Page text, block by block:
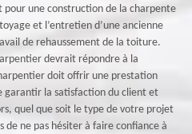
une construction de la charpente
et l’entretien d’une ancienne
de rehaussement de la toiture.
devrait répondre à la
doit offrir une prestation
garantir la satisfaction du client et
quel que soit le type de votre projet
de ne pas hésiter à faire confiance à